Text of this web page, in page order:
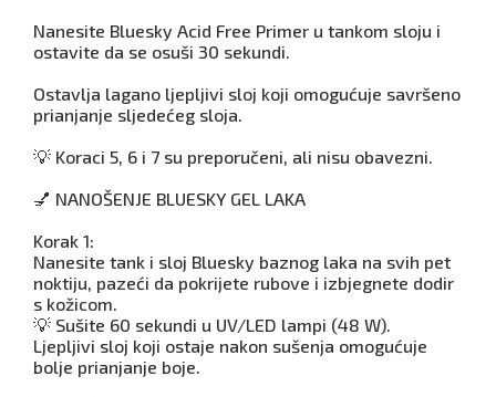
Nanesite Bluesky Acid Free Primer u tankom sloju i
ostavite da se osuši 30 sekundi.
Ostavlja lagano ljepljivi sloj koji omogućuje savršeno
prianjanje sljedećeg sloja.
💡 Koraci 5, 6 i 7 su preporučeni, ali nisu obavezni.
💅 NANOŠENJE BLUESKY GEL LAKA
Korak 1:
Nanesite tank i sloj Bluesky baznog laka na svih pet
noktiju, pazeći da pokrijete rubove i izbjegnete dodir
s kožicom.
💡 Sušite 60 sekundi u UV/LED lampi (48 W).
Ljepljivi sloj koji ostaje nakon sušenja omogućuje
bolje prianjanje boje.